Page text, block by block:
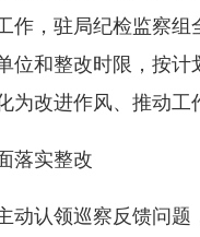
作，驻局纪检监察
位和整改时限，按
改进作风、推动工
落实整改
认领巡察反馈问题